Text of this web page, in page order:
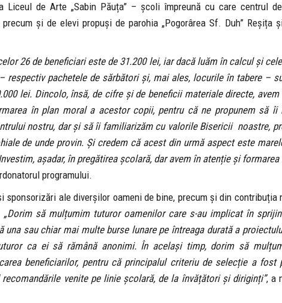
Liceul de Arte „Sabin Păuța” – școli împreună cu care centrul
și de elevi propuși de parohia „Pogorârea Sf. Duh” Reșița
26 de beneficiari este de 31.200 lei, iar dacă luăm în calcul și
pachetele de sărbători și, mai ales, locurile în tabere –
lei. Dincolo, însă, de cifre și de beneficii materiale directe, avem
în plan moral a acestor copii, pentru că ne propunem să îi
nostru, dar și să îi familiarizăm cu valorile Bisericii noastre,
de unde provin. Și credem că acest din urmă aspect este
așadar, în pregătirea școlară, dar avem în atenție și
programului.
ale diverșilor oameni de bine, precum și din contribuția
„Dorim să mulțumim tuturor oamenilor care s-au implicat în
sau chiar mai multe burse lunare pe întreaga durată a
ca ei să rămână anonimi. În același timp, dorim să
beneficiarilor, pentru că principalul criteriu de selecție a fost
venite pe linie școlară, de la învățători și diriginți”, a